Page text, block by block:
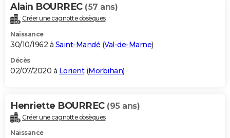
Alain BOURREC (57 ans)
Créer une cagnotte obsèques
Naissance
30/10/1962 à Saint-Mandé (Val-de-Marne)
Décès
02/07/2020 à Lorient(Morbihan)
Henriette BOURREC (95 ans)
Créer une cagnotte obsèques
Naissance